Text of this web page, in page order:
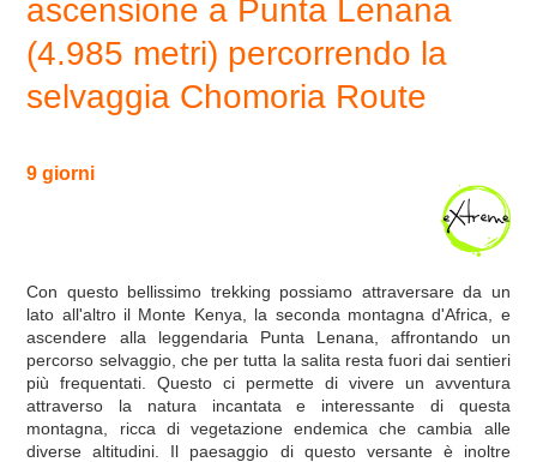
ascensione a Punta Lenana
(4.985 metri) percorrendo la
selvaggia Chomoria Route
9 giorni
Con questo bellissimo trekking possiamo attraversare da un
lato all'altro il Monte Kenya, la seconda montagna d'Africa, e
ascendere alla leggendaria Punta Lenana, affrontando un
percorso selvaggio, che per tutta la salita resta fuori dai sentieri
più frequentati. Questo ci permette di vivere un avventura
attraverso la natura incantata e interessante di questa
montagna, ricca di vegetazione endemica che cambia alle
diverse altitudini. Il paesaggio di questo versante è inoltre